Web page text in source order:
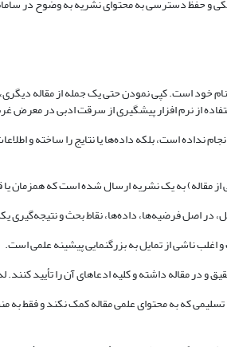
خود است. کپی نمودن حتی یک جمله از مقاله
از نرم افزار پیشگیری از سرقت ادبی در معرض
نداده است، بلکه داده‌ها یا نتایج را ساخته و
از مقاله) به یک نشریه ارسال شده است که همزمان
در اصل فرضیه‌ها، داده‌ها، نقاط بحث و نتیجه‌گیری
اغلب ناشی از تمایل به بزرگنمایی پیشینه علمی است.
و در مقاله داشته و کلیه ادعاهای آن را تأیید
که به محتوای علمی مقاله کمک نکند و فقط